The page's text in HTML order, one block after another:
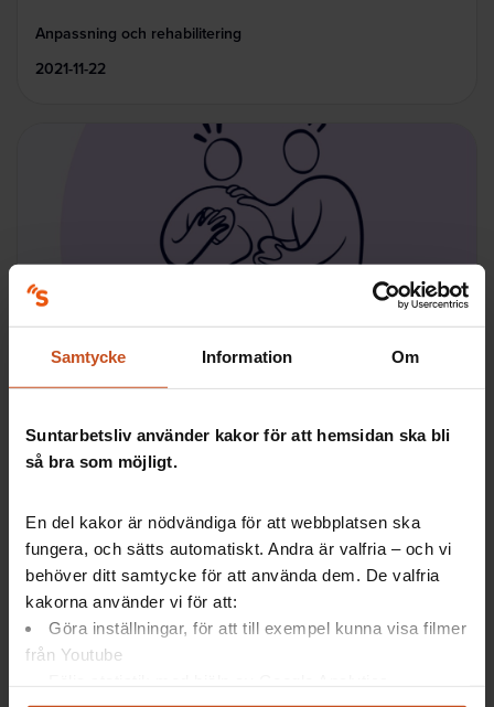
Samtycke Information Om
Suntarbetsliv använder kakor för att hemsidan ska bli
så bra som möjligt.
En del kakor är nödvändiga för att webbplatsen ska
fungera, och sätts automatiskt. Andra är valfria – och vi
behöver ditt samtycke för att använda dem. De valfria
kakorna använder vi för att:
Göra inställningar, för att till exempel kunna visa filmer
från Youtube
Anpassning och rehabilitering
2021-11-22
Digitala verktyg
Ekonomisk analys – psykisk ohälsa
Praktiskt stöd för att räkna på kostnader för psykisk
med att arbeta förebyggande med arbetsmiljön.